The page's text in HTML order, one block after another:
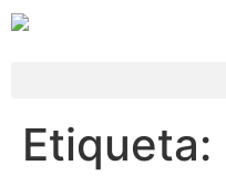
Etiqueta: